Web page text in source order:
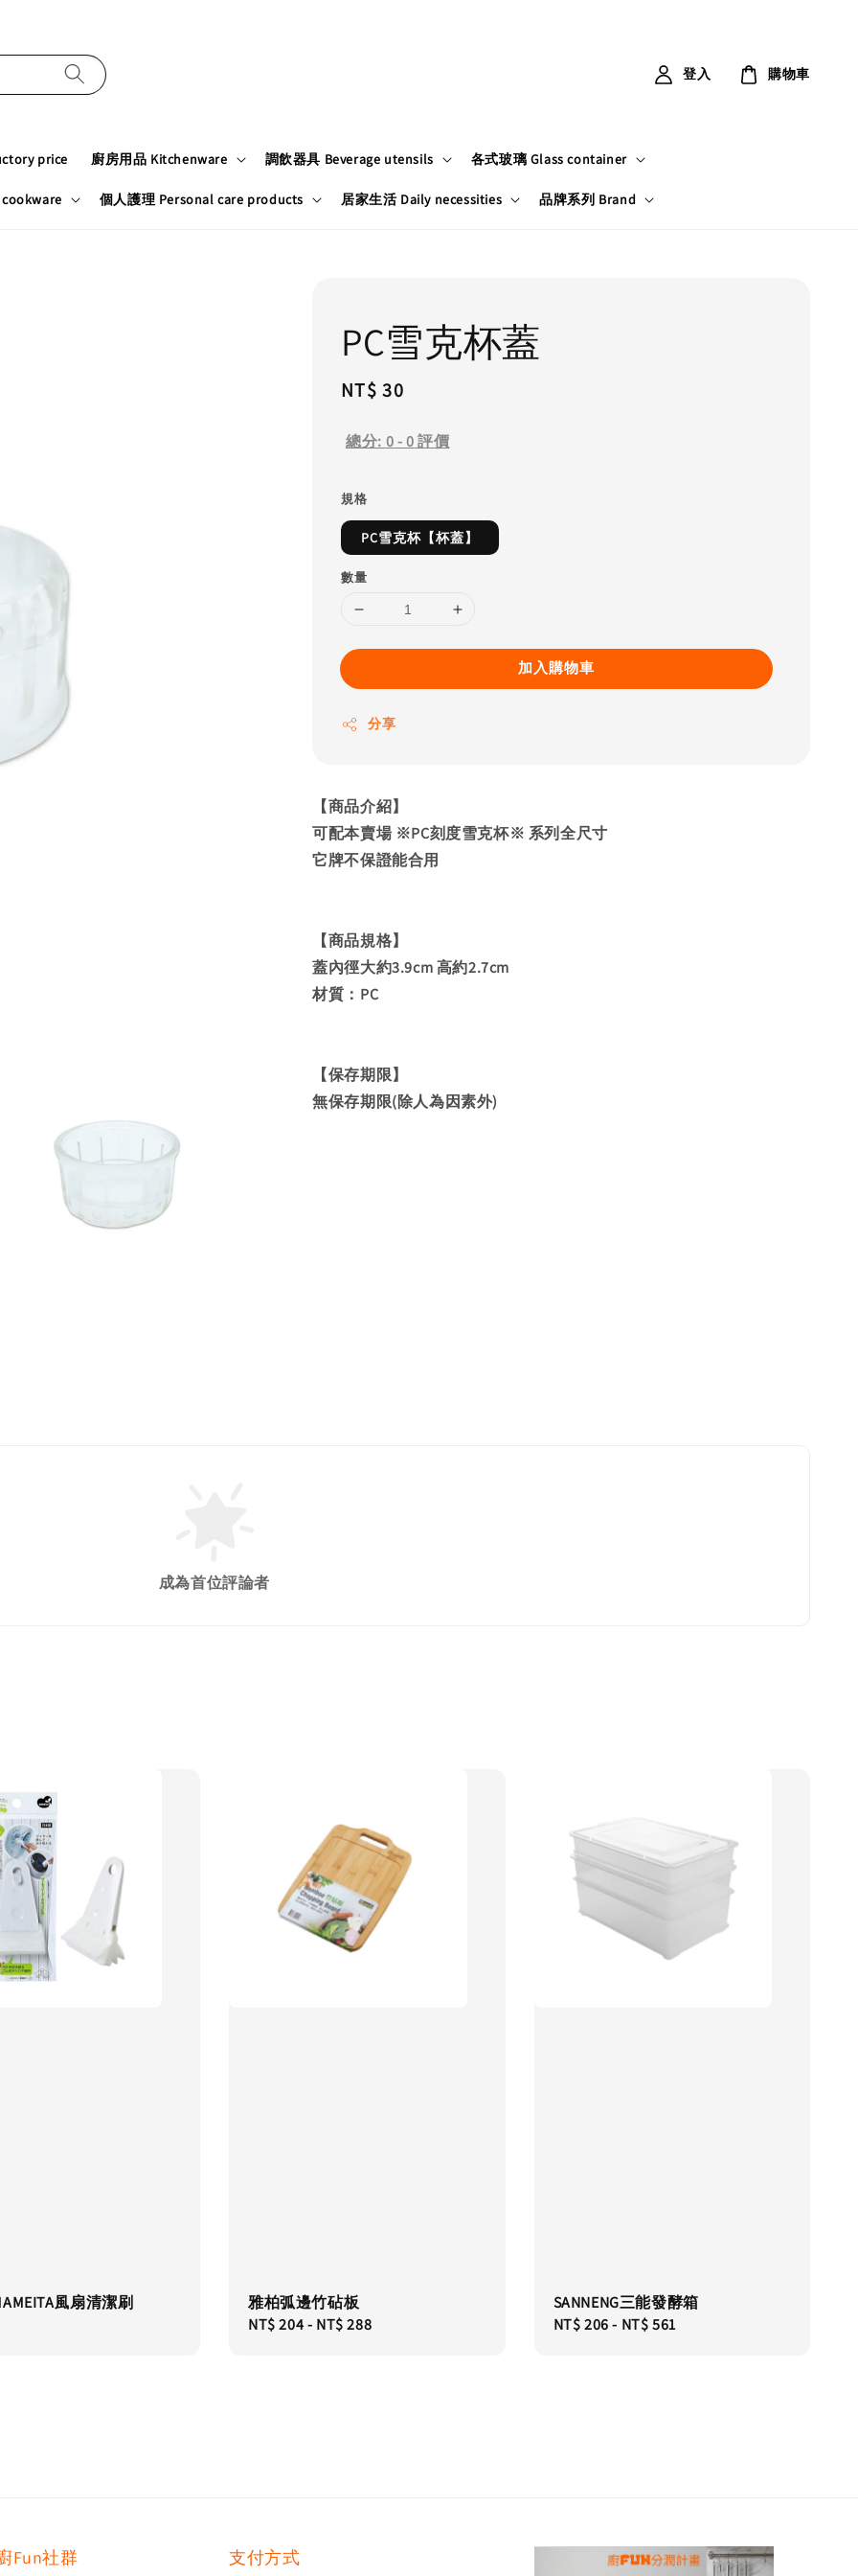
price 廚房用品 Kitchenware 調飲器具 Beverage utensils 各式玻璃 Glass container
個人護理 Personal care products 居家生活 Daily necessities 品牌系列 Brand
登入 購物車
PC雪克杯蓋
Regular
NT$ 30
總分: 0-0評價
規格
PC雪克杯【杯蓋】
數量
加入購物車
分享
【商品介紹】
可配本賣場 ※PC刻度雪克杯※ 系列全尺寸
它牌不保證能合用
【商品規格】
蓋內徑大約3.9cm 高約2.7cm
材質：PC
【保存期限】
無保存期限(除人為因素外)
成為首位評論者
風扇清潔刷
雅柏弧邊竹砧板
Regular
NT$ 204- NT$ 288
SANNENG三能發酵箱
Regular
NT$ 206- NT$ 561
Fun社群 支付方式